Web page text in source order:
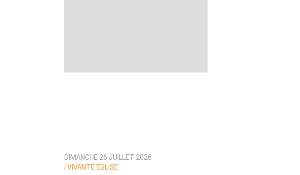
DIMANCHE 26 JUILLET 2026
VIVANTE EGLISE